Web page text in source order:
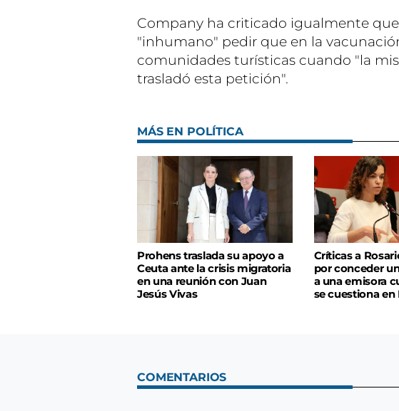
Company ha criticado igualmente
"inhumano" pedir que en la
comunidades turísticas cuando "la
trasladó esta petición".
MÁS EN POLÍTICA
Prohens traslada su apoyo a
Ceuta ante la crisis migratoria
en una reunión con Juan
Jesús Vivas
Críticas a
por conceder
a una emisora
se cuestiona en
COMENTARIOS